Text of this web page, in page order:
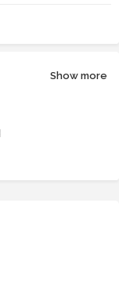
Show more